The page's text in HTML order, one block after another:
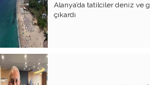
Bağrımızı Döve Döve Yine Andık
Hıdırellez’de 6 Mayıs Dileği
Zamanla Neler Nasıl Değişiyor -
Alanya’da tatilciler deniz ve
çıkardı